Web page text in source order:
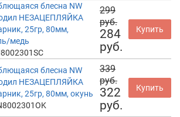
блесна NW
НЕЗАЦЕПЛЯЙКА
25гр, 80мм,
медь
299
руб.
284
руб.
Купить
блесна NW
НЕЗАЦЕПЛЯЙКА
25гр, 80мм, окунь
339
руб.
322
руб.
Купить